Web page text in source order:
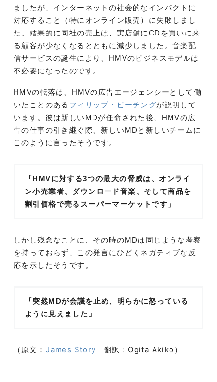
ましたが、インターネットの社会的なインパクトに
対応すること（特にオンライン販売）に失敗しまし
た。結果的に同社の売上は、実店舗にCDを買いに来
る顧客が少なくなるとともに減少しました。音楽配
信サービスの誕生により、HMVのビジネスモデルは
不必要になったのです。
HMVの転落は、HMVの広告エージェンシーとして働
いたことのある フィリップ・ビーチングが説明して
います。彼は新しいMDが任命された後、HMVの広
告の仕事の引き継ぐ際、新しいMDと新しいチームに
このように言ったそうです。
「HMVに対する3つの最大の脅威は、オンライ
ン小売業者、ダウンロード音楽、そして商品を
割引価格で売るスーパーマーケットです」
しかし残念なことに、その時のMDは同じような考察
を持っておらず、この発言にひどくネガティブな反
応を示したそうです。
「突然MDが会議を止め、明らかに怒っている
ように見えました」
（原文： James Story 翻訳：Ogita Akiko）